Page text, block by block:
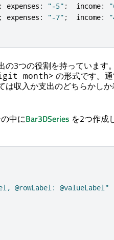
; expenses : "-5" ; income:
; expenses : "-7" ; income:
3つの役割を持っています
month> の形式です。
収入か支出のどちらかし
中にBar3DSeries を2つ作成
@rowLabel: @valueLabel"